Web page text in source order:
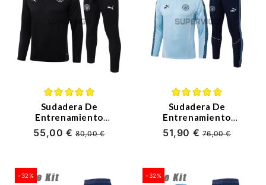
Sudadera De
Entrenamiento
Manchester City
2025/2026 Kit
55,00 €80,00 €
Sudadera De
Entrenamiento
Manchester City
2025/2026 Niño Kit
51,90 €76,00 €
-32% -32%